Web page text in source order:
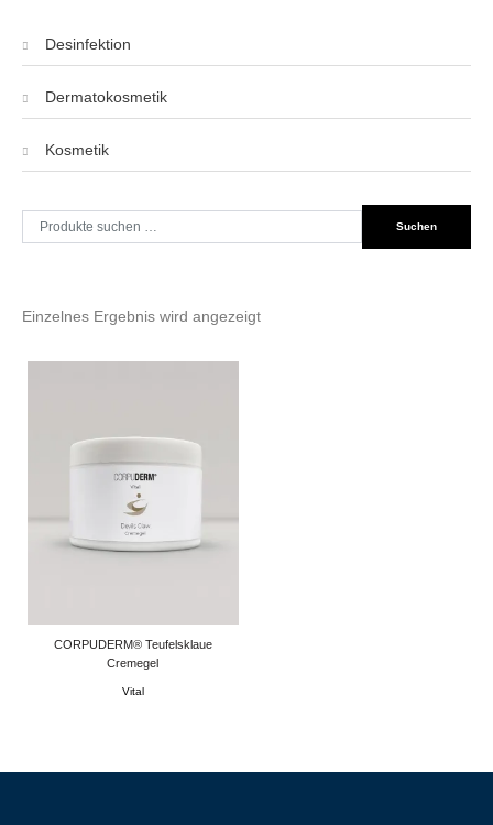
Einzelnes Ergebnis wird angezeigt
CORPUDERM® Teufelsklaue
Cremegel
Vital
Desinfektion
Dermatokosmetik
Kosmetik
Suche
nach:
Suchen